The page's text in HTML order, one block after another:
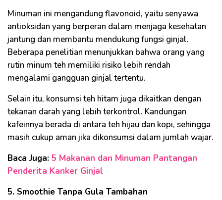
Minuman ini mengandung flavonoid, yaitu senyawa
antioksidan yang berperan dalam menjaga kesehatan
jantung dan membantu mendukung fungsi ginjal.
Beberapa penelitian menunjukkan bahwa orang yang
rutin minum teh memiliki risiko lebih rendah
mengalami gangguan ginjal tertentu.
Selain itu, konsumsi teh hitam juga dikaitkan dengan
tekanan darah yang lebih terkontrol. Kandungan
kafeinnya berada di antara teh hijau dan kopi, sehingga
masih cukup aman jika dikonsumsi dalam jumlah wajar.
Baca Juga: 5 Makanan dan Minuman Pantangan
Penderita Kanker Ginjal
5. Smoothie Tanpa Gula Tambahan